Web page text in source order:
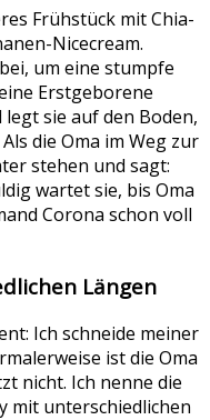
Frühstück mit Chia-
Nicecream.
um eine stumpfe
Erstgeborene
sie auf den Boden,
die Oma im Weg zur
stehen und sagt:
wartet sie, bis Oma
Corona schon voll
Längen
Ich schneide meiner
ist die Oma
nicht. Ich nenne die
mit unterschiedlichen